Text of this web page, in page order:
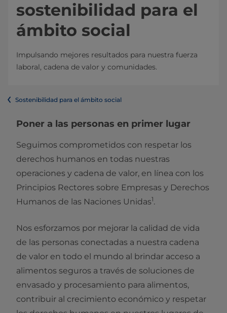
sostenibilidad para el
ámbito social
Impulsando mejores resultados para nuestra fuerza
laboral, cadena de valor y comunidades.
Sostenibilidad para el ámbito social
Poner a las personas en primer lugar
Seguimos comprometidos con respetar los
derechos humanos en todas nuestras
operaciones y cadena de valor, en línea con los
Principios Rectores sobre Empresas y Derechos
Humanos de las Naciones Unidas1.
Nos esforzamos por mejorar la calidad de vida
de las personas conectadas a nuestra cadena
de valor en todo el mundo al brindar acceso a
alimentos seguros a través de soluciones de
envasado y procesamiento para alimentos,
contribuir al crecimiento económico y respetar